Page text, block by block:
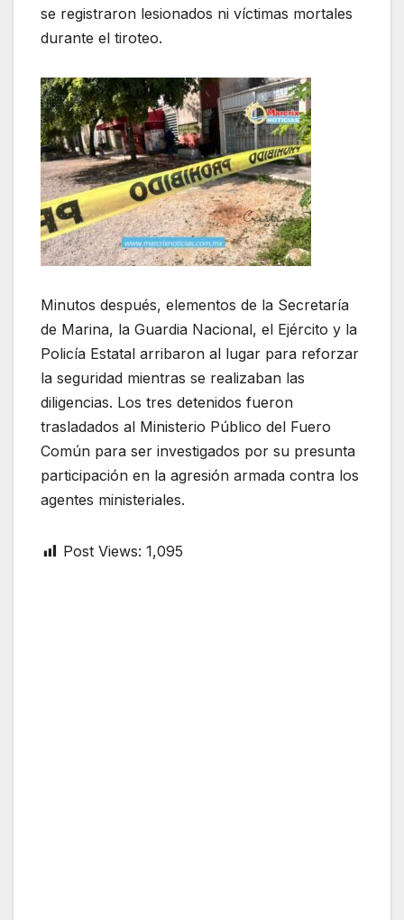
se registraron lesionados ni víctimas mortales
durante el tiroteo.
Minutos después, elementos de la Secretaría
de Marina, la Guardia Nacional, el Ejército y la
Policía Estatal arribaron al lugar para reforzar
la seguridad mientras se realizaban las
diligencias. Los tres detenidos fueron
trasladados al Ministerio Público del Fuero
Común para ser investigados por su presunta
participación en la agresión armada contra los
agentes ministeriales.
Post Views: 1,095